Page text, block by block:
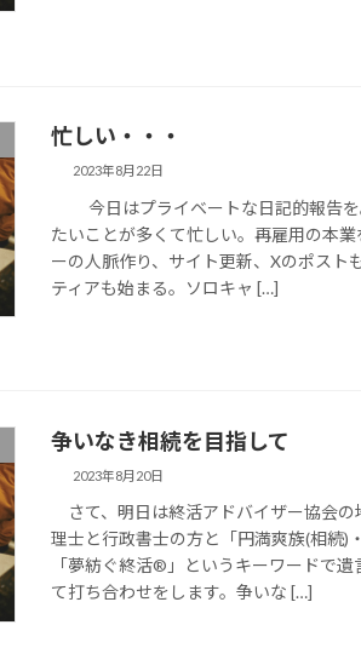
忙しい・・・
2023年8月22日
今日はプライベートな日記的報告
たいことが多くて忙しい。再雇用の本
ーの人脈作り、サイト更新、Xのポスト
ティアも始まる。ソロキャ […]
争いなき相続を目指して
2023年8月20日
さて、明日は終活アドバイザー協会の
理士と行政書士の方と「円満爽族(相続)
「夢紡ぐ終活®」というキーワードで
て打ち合わせをします。争いな […]